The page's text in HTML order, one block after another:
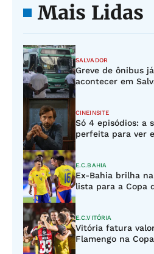
Mais Lidas
SALVADOR
Greve de ônibus
acontecer em
CINEINSITE
Só 4 episódios: a
perfeita para ver
E.C.BAHIA
Ex-Bahia brilha
lista para a Copa
E.C.VITÓRIA
Vitória fatura
Flamengo na